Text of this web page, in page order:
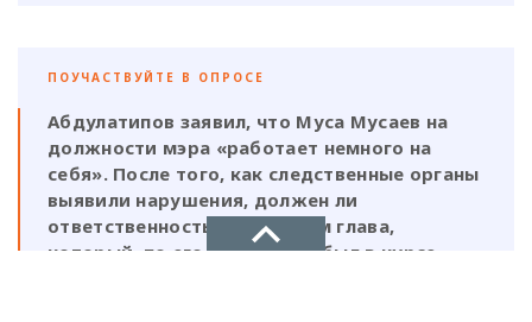
ПОУЧАСТВУЙТЕ В ОПРОСЕ
Абдулатипов заявил, что Муса Мусаев на
должности мэра «работает немного на
себя». После того, как следственные органы
выявили нарушения, должен ли
ответственность нести и сам глава,
который, по его же словам, был в курсе